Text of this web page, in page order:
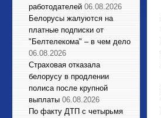
работодателей 06.08.2026
Белорусы жалуются на
платные подписки от
"Белтелекома" – в чем дело
06.08.2026
Страховая отказала
белорусу в продлении
полиса после крупной
выплаты 06.08.2026
По факту ДТП с четырьмя